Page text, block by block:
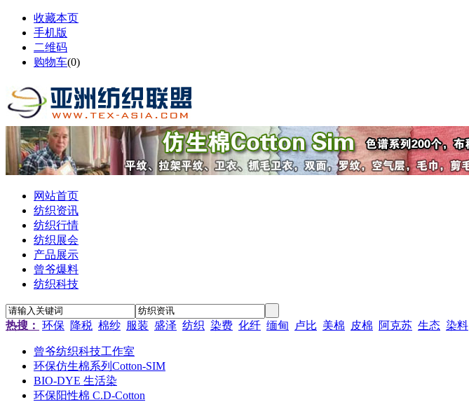
收藏本页
手机版
二维码
购物车(0)
网站首页
纺织资讯
纺织行情
纺织展会
产品展示
曾爷爆料
纺织科技
热搜： 环保 降税 棉纱 服装 盛泽 纺织 染费 化纤 缅甸 卢比 美棉 皮棉 阿克苏 生态 染料
曾爷纺织科技工作室
环保仿生棉系列Cotton-SIM
BIO-DYE 生活染
环保阳性棉 C.D-Cotton